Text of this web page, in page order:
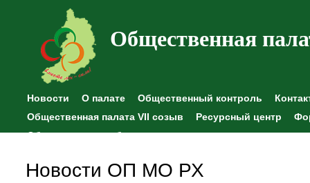
Общественная
Новости О палате Общественный контроль
Общественная палата VII созыв
Ресурсный центр
Общественные наблюдения
Новости ОП МО РХ